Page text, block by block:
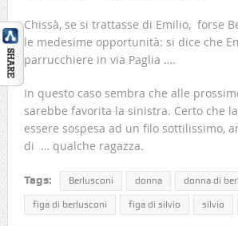
Chissà, se si trattasse di Emilio, forse
le medesime opportunità: si dice che
parrucchiere in via Paglia ….
In questo caso sembra che alle
sarebbe favorita la sinistra. Certo che
essere sospesa ad un filo sottilissimo,
di … qualche ragazza.
Tags: Berlusconi donna donna di
figa di berlusconi figa di silvio silvio